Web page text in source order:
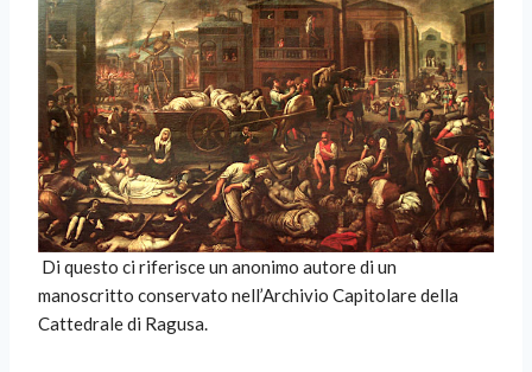
Di questo ci riferisce un anonimo autore di un
manoscritto conservato nell’Archivio Capitolare della
Cattedrale di Ragusa.